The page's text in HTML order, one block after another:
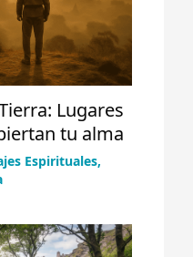
Lugares
tu alma
Espirituales,